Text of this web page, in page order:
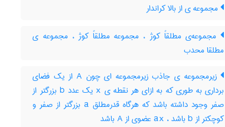
مجموعه ی از بالا کراندار
مجموعه‌ی مطلقاً کوژ ، مجموعه مطلقاً کوژ ، مجموعه ی
مطلقا محدب
زیرمجموعه ی جاذب زیرمجموعه ای چون A از یک فضای
برداری به طوری که به ازای هر نقطه ی x یک عدد b بزرگتر از
صفر وجود داشته باشد که هرگاه قدرمطلق a بزرگتر از صفر و
کوچکتر از b باشد ، ax عضوی از A باشد